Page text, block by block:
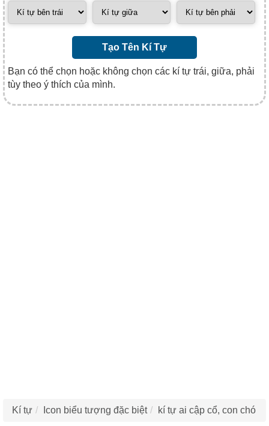
Tạo Tên Kí Tự
Bạn có thể chọn hoặc không chọn các kí tự trái, giữa, phải
tùy theo ý thích của mình.
Kí tự Icon biểu tượng đặc biệt kí tự ai cập cổ, con chó